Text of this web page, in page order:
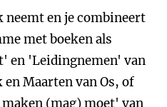
neemt en je combineert
met boeken als
en 'Leidingnemen' van
Maarten van Os, of
(mag) moet' van